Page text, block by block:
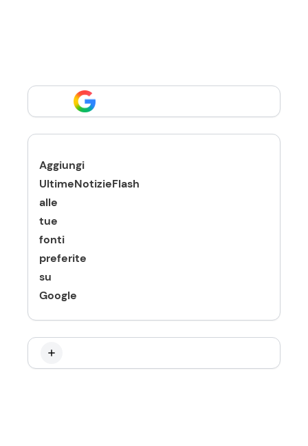
Aggiungi
UltimeNotizieFlash
alle
tue
fonti
preferite
su
Google